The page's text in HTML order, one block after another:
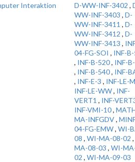
Interaktion D-WW-INF-3402 ,
WW-INF-3403 , D-
WW-INF-3411 , D-
WW-INF-3412 , D-
WW-INF-3413 ,
04-FG-SOI , INF-
, INF-B-520, INF-
, INF-B-540, INF-
, INF-E-3 , INF-LE-
INF-LE-WW, INF-
VERT1 , INF-
INF-VMI-10,
MA-INFGDV,
04-FG-EMW, WI-
08 , WI-MA-08-02 ,
MA-08-03 , WI-
02 , WI-MA-09-03